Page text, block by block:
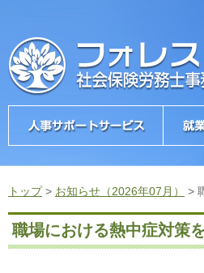
トップ> お知らせ（2026年07月） >
職場における熱中症対策